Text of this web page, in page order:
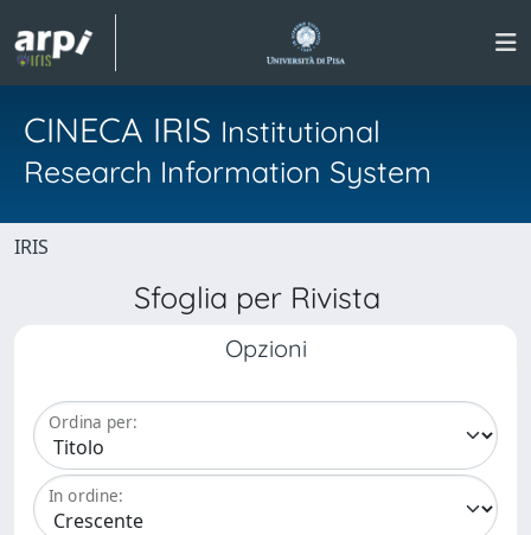
CINECA IRIS Institutional
Research Information System
IRIS
Sfoglia per Rivista
Opzioni
Ordina per:
In ordine: